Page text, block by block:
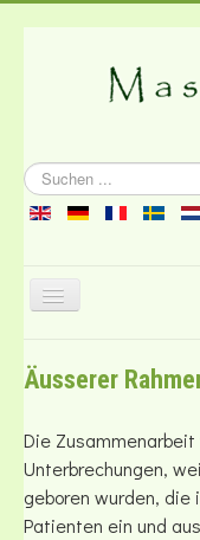
Suchen
...
Navigation
Literatur
Kontakt
Äusserer
Die
Unterbrechungen,
geboren wurden,
Patienten ein und